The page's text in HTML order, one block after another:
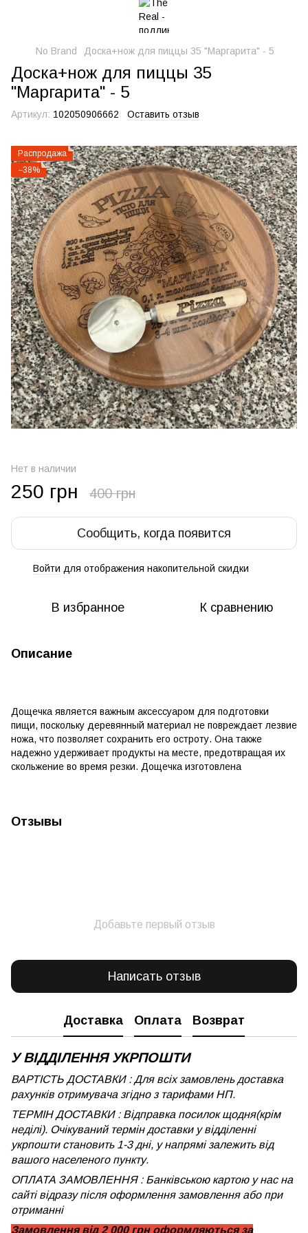
No Brand Доска+нож для пиццы 35 "Маргарита" - 5
Доска+нож для пиццы 35
"Маргарита" - 5
Артикул: 102050906662 Оставить отзыв
Распродажа
−38%
Нет в наличии
250 грн 400 грн
Сообщить, когда появится
Войти для отображения накопительной скидки
В избранное К сравнению
Описание
Дощечка является важным аксессуаром для подготовки
пищи, поскольку деревянный материал не повреждает лезвие
ножа, что позволяет сохранить его остроту. Она также
надежно удерживает продукты на месте, предотвращая их
скольжение во время резки. Дощечка изготовлена
Отзывы
Добавьте первый отзыв
Написать отзыв
Доставка Оплата Возврат
У ВІДДІЛЕННЯ УКРПОШТИ
ВАРТІСТЬ ДОСТАВКИ : Для всіх замовлень доставка
рахунків отримувача згідно з тарифами НП.
ТЕРМІН ДОСТАВКИ : Відправка посилок щодня(крім
неділі). Очікуваний термін доставки у відділенні
укрпошти становить 1-3 дні, у напрямі залежить від
вашого населеного пункту.
ОПЛАТА ЗАМОВЛЕННЯ : Банківською картою у нас на
сайті відразу після оформлення замовлення або при
отриманні
Замовлення від 2 000 грн оформляються за